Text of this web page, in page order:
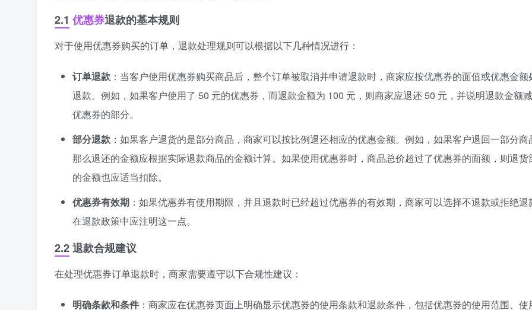
2.1 优惠券退款的基本规则
对于使用优惠券购买的订单，退款处理规则可以根据以下几种情况进行：
订单退款 ：当客户使用优惠券购买商品后，整个订单被取消并申请退款时，商家应按优惠券的面值或优惠金额
退款。例如，如果客户使用了 50 元的优惠券，而退款金额为 100 元，则商家应退还 50 元，并说明退款金额
优惠券的部分。
部分退款 ：如果客户退货的是部分商品，商家可以按比例退还相应的优惠金额。例如，如果客户退回一部分商
那么退还的金额应根据实际退款商品的金额计算。如果使用优惠券时，商品总价超过了优惠券的面额，则退货
的金额也应适当扣除。
优惠券有效期 ：如果优惠券有使用期限，并且退款时已经超过优惠券的有效期，商家可以选择不退款或拒绝退
在退款政策中应注明这一点。
2.2 退款合规建议
在处理优惠券订单退款时，商家需要遵守以下合规性建议：
明确条款和条件 ：商家应在优惠券页面上明确显示优惠券的使用条款和退款条件，包括优惠券的使用范围、使